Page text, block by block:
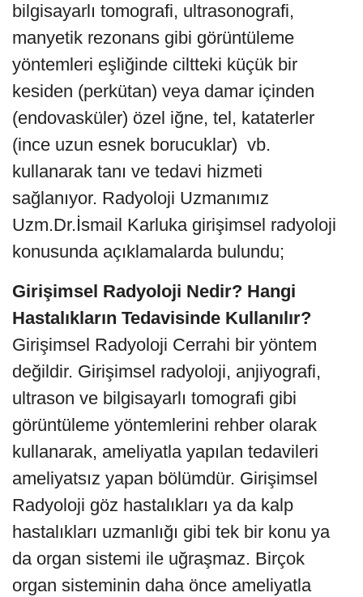
bilgisayarlı tomografi, ultrasonografi,
manyetik rezonans gibi görüntüleme
yöntemleri eşliğinde ciltteki küçük bir
kesiden (perkütan) veya damar içinden
(endovasküler) özel iğne, tel, kataterler
(ince uzun esnek borucuklar) vb.
kullanarak tanı ve tedavi hizmeti
sağlanıyor. Radyoloji Uzmanımız
Uzm.Dr.İsmail Karluka girişimsel radyoloji
konusunda açıklamalarda bulundu;
Girişimsel Radyoloji Nedir? Hangi
Hastalıkların Tedavisinde Kullanılır?
Girişimsel Radyoloji Cerrahi bir yöntem
değildir. Girişimsel radyoloji, anjiyografi,
ultrason ve bilgisayarlı tomografi gibi
görüntüleme yöntemlerini rehber olarak
kullanarak, ameliyatla yapılan tedavileri
ameliyatsız yapan bölümdür. Girişimsel
Radyoloji göz hastalıkları ya da kalp
hastalıkları uzmanlığı gibi tek bir konu ya
da organ sistemi ile uğraşmaz. Birçok
organ sisteminin daha önce ameliyatla